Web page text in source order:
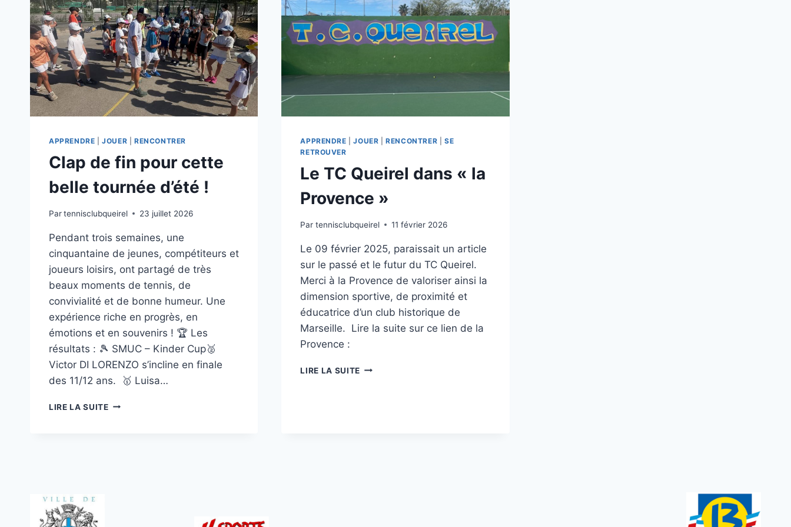
APPRENDRE |JOUER RENCONTRER
Clap de fin pour cette
belle tournée d’été !
Partennisclubqueirel 23 juillet 2026
Pendant trois semaines, une
cinquantaine de jeunes, compétiteurs et
joueurs loisirs, ont partagé de très
beaux moments de tennis, de
convivialité et de bonne humeur. Une
expérience riche en progrès, en
émotions et en souvenirs ! 🏆 Les
résultats : 🎾 SMUC – Kinder Cup🥈
Victor DI LORENZO s’incline en finale
des 11/12 ans. 🥇 Luisa…
LIRE LA SUITE CLAP
APPRENDRE |JOUER |RENCONTRER |SE
RETROUVER
Le TC Queirel dans « la
Provence »
Par tennisclubqueirel 11 février 2026
Le 09 février 2025, paraissait un article
sur le passé et le futur du TC Queirel.
Merci à la Provence de valoriser ainsi la
dimension sportive, de proximité et
éducatrice d’un club historique de
Marseille. Lire la suite sur ce lien de la
Provence :
LIRE LA SUITE LE